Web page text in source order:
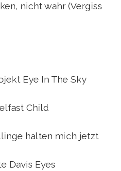
nicht wahr (Vergiss
Eye In The Sky
Child
halten mich jetzt
Davis Eyes